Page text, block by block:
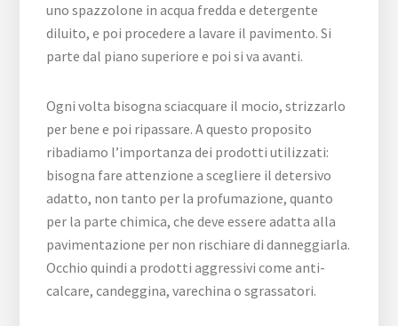
uno spazzolone in acqua fredda e detergente
diluito, e poi procedere a lavare il pavimento. Si
parte dal piano superiore e poi si va avanti.
Ogni volta bisogna sciacquare il mocio, strizzarlo
per bene e poi ripassare. A questo proposito
ribadiamo l’importanza dei prodotti utilizzati:
bisogna fare attenzione a scegliere il detersivo
adatto, non tanto per la profumazione, quanto
per la parte chimica, che deve essere adatta alla
pavimentazione per non rischiare di danneggiarla.
Occhio quindi a prodotti aggressivi come anti-
calcare, candeggina, varechina o sgrassatori.